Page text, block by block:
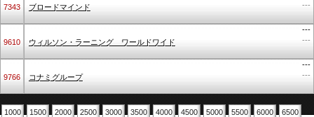
7343 ブロードマインド
---
9610 ウィルソン・ラーニング ワールドワイド
---
---
9766 コナミグループ
---
---
1000 1500 2000 2500 3000 3500 4000 4500 5000 5500 6000 6500